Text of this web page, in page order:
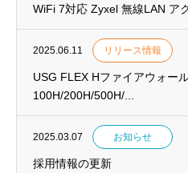
WiFi 7対応 Zyxel 無線LAN ア
2025.06.11 リリース情報
USG FLEX Hファイアウォー
100H/200H/500H/...
2025.03.07 お知らせ
採用情報の更新